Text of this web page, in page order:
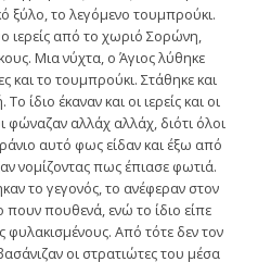
ξύλο, το λεγόμενο τουμπρούκι.
ιερείς από το χωριό Σορώνη,
Μια νύχτα, ο Άγιος λύθηκε
και το τουμπρούκι. Στάθηκε και
ίδιο έκαναν και οι ιερείς και οι
φώναζαν αλλάχ αλλάχ, διότι όλοι
αυτό φως είδαν και έξω από
νομίζοντας πως έπιασε φωτιά.
το γεγονός, το ανέφεραν στον
πουν πουθενά, ενώ το ίδιο είπε
φυλακισμένους. Από τότε δεν τον
οι στρατιώτες του μέσα